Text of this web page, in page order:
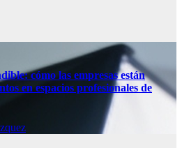
cómo las empresas están
en espacios profesionales de